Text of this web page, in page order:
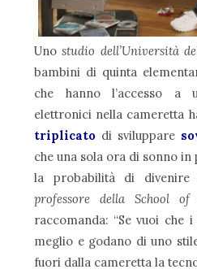
Unostudio dell’Università
bambini di quinta
che hanno l’accesso
elettronici nella cameretta
triplicato di sviluppare
che una sola ora di sonno
la probabilità di
professore della School
raccomanda: “Se vuoi
meglio e godano di uno
fuori dalla cameretta la